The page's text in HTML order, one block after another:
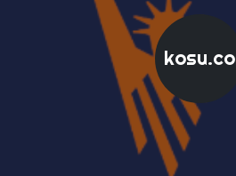
kosu.co